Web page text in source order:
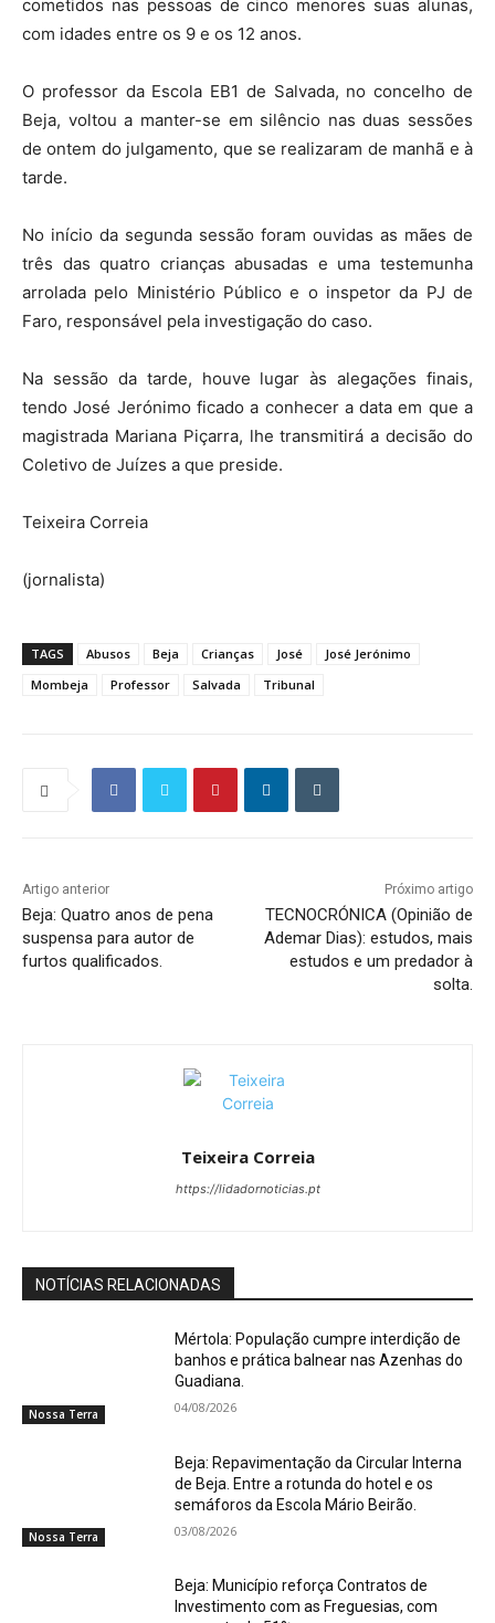
cometidos nas pessoas de cinco menores suas alunas,
com idades entre os 9 e os 12 anos.
O professor da Escola EB1 de Salvada, no concelho de
Beja, voltou a manter-se em silêncio nas duas sessões
de ontem do julgamento, que se realizaram de manhã e à
tarde.
No início da segunda sessão foram ouvidas as mães de
três das quatro crianças abusadas e uma testemunha
arrolada pelo Ministério Público e o inspetor da PJ de
Faro, responsável pela investigação do caso.
Na sessão da tarde, houve lugar às alegações finais,
tendo José Jerónimo ficado a conhecer a data em que a
magistrada Mariana Piçarra, lhe transmitirá a decisão do
Coletivo de Juízes a que preside.
Teixeira Correia
(jornalista)
TAGS Abusos Beja Crianças José
José Jerónimo
Mombeja
Professor Salvada Tribunal
Artigo anterior
Beja: Quatro anos de pena
suspensa para autor de
furtos qualificados.
Próximo artigo
TECNOCRÓNICA (Opinião de
Ademar Dias): estudos, mais
estudos e um predador à
solta.
Teixeira Correia
https://lidadornoticias.pt
NOTÍCIAS RELACIONADAS
Nossa Terra
Mértola: População cumpre interdição de
banhos e prática balnear nas Azenhas do
Guadiana.
04/08/2026
Nossa Terra
Beja: Repavimentação da Circular Interna
de Beja. Entre a rotunda do hotel e os
semáforos da Escola Mário Beirão.
03/08/2026
Beja: Município reforça Contratos de
Investimento com as Freguesias, com